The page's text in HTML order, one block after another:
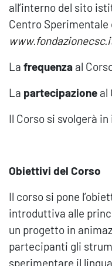
all’interno del sito
Centro
La frequenza al
La partecipazione al
Il Corso si svolgerà
Obiettivi del Corso
Il corso si pone
introduttiva alle
un progetto in
partecipanti gli
sperimentare il